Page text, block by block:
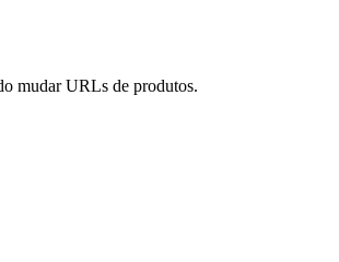
mudar URLs de produtos.